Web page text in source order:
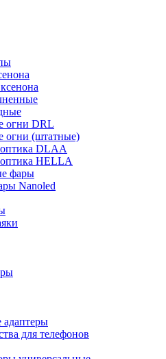
огни DRL
огни (штатные)
DLAA
HELLA
фары
Nanoled
адаптеры
для телефонов